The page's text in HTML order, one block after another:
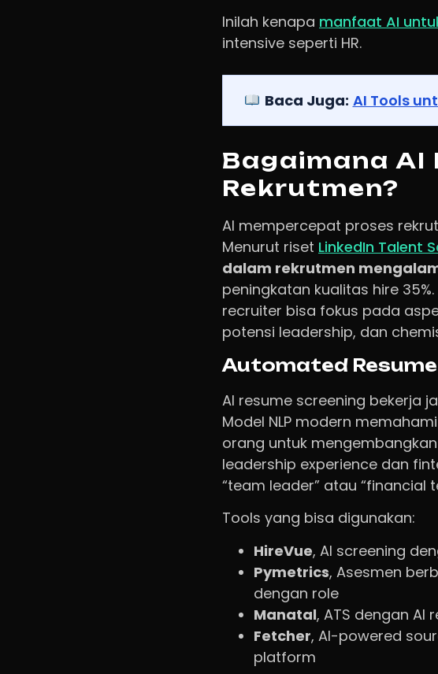
Inilah kenapa manfaat AI
intensive seperti HR.
Baca Juga: AI Tools
Bagaimana AI
Rekrutmen?
AI mempercepat proses
Menurut riset LinkedIn Talent
dalam rekrutmen
peningkatan kualitas hire
recruiter bisa fokus pada
potensi leadership, dan
Automated
AI resume screening bekerja
Model NLP modern
orang untuk
leadership experience dan
“team leader” atau “financial
Tools yang bisa digunakan:
HireVue, AI screening
Pymetrics, Asesmen
dengan role
Manatal, ATS dengan
Fetcher, AI-powered
platform